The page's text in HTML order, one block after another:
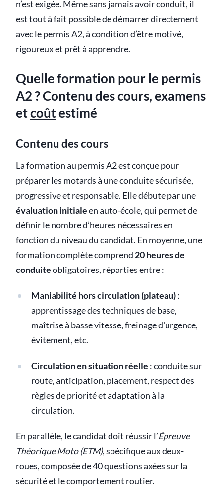
n’est exigée. Même sans jamais avoir conduit, il
est tout à fait possible de démarrer directement
avec le permis A2, à condition d’être motivé,
rigoureux et prêt à apprendre.
Quelle formation pour le permis
A2 ? Contenu des cours, examens
etcoûtestimé
Contenu des cours
La formation au permis A2 est conçue pour
préparer les motards à une conduite sécurisée,
progressive et responsable. Elle débute par une
évaluation initialeen auto-école, qui permet de
définir le nombre d’heures nécessaires en
fonction du niveau du candidat. En moyenne, une
formation complète comprend 20 heures de
conduiteobligatoires, réparties entre :
Maniabilité hors circulation (plateau):
apprentissage des techniques de base,
maîtrise à basse vitesse, freinage d'urgence,
évitement, etc.
Circulation en situation réelle : conduite sur
route, anticipation, placement, respect des
règles de priorité et adaptation à la
circulation.
En parallèle, le candidat doit réussir l’Épreuve
Théorique Moto (ETM), spécifique aux deux-
roues, composée de 40 questions axées sur la
sécurité et le comportement routier.